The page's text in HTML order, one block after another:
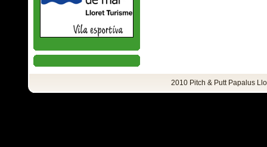
2010 Pitch & Putt Papalus